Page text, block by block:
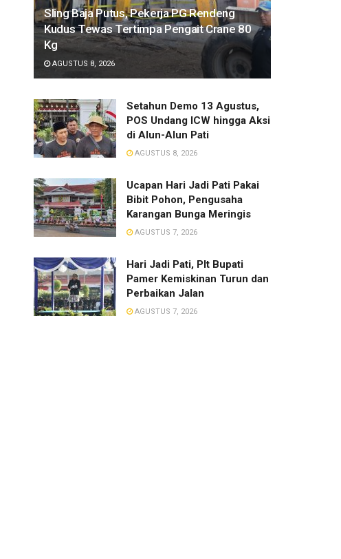
Sling Baja Putus, Pekerja PG Rendeng
Kudus Tewas Tertimpa Pengait Crane 80
Kg
AGUSTUS 8, 2026
Setahun Demo 13 Agustus,
POS Undang ICW hingga Aksi
di Alun-Alun Pati
AGUSTUS 8, 2026
​Ucapan Hari Jadi Pati Pakai
Bibit Pohon, Pengusaha
Karangan Bunga Meringis
AGUSTUS 7, 2026
​Hari Jadi Pati, Plt Bupati
Pamer Kemiskinan Turun dan
Perbaikan Jalan
AGUSTUS 7, 2026